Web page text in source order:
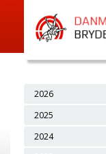
2026
2025
2024